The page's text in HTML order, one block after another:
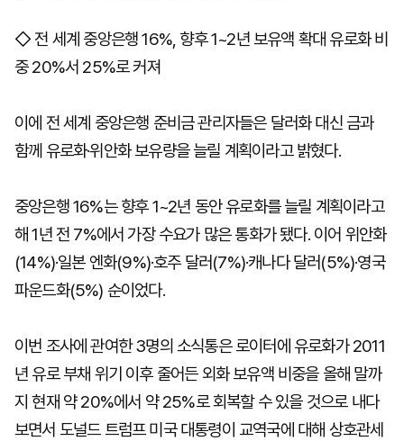
◇ 전 세계 중앙은행 16%, 향후 1~2년 보유액 확대 유로화 비
중 20%서 25%로 커져
이에 전 세계 중앙은행 준비금 관리자들은 달러화 대신 금과
함께 유로화·위안화 보유량을 늘릴 계획이라고 밝혔다.
중앙은행 16%는 향후 1~2년 동안 유로화를 늘릴 계획이라고
해 1년 전 7%에서 가장 수요가 많은 통화가 됐다. 이어 위안화
(14%)·일본 엔화(9%)·호주 달러(7%)·캐나다 달러(5%)·영국
파운드화(5%) 순이었다.
이번 조사에 관여한 3명의 소식통은 로이터에 유로화가 2011
년 유로 부채 위기 이후 줄어든 외화 보유액 비중을 올해 말까
지 현재 약 20%에서 약 25%로 회복할 수 있을 것으로 내다
보면서 도널드 트럼프 미국 대통령이 교역국에 대해 상호관세